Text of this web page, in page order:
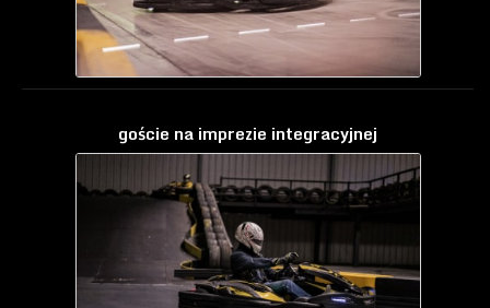
goście na imprezie integracyjnej